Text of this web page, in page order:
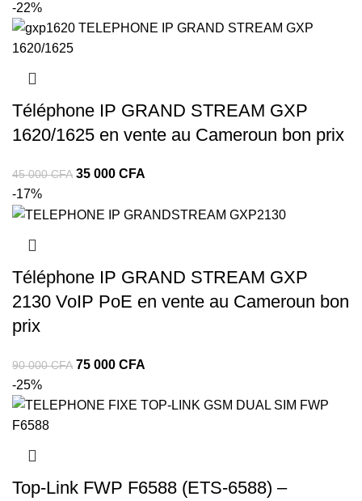
-22%
Téléphone IP GRAND STREAM GXP
1620/1625 en vente au Cameroun bon prix
45 000CFA 35 000 CFA
-17%
Téléphone IP GRAND STREAM GXP
2130 VoIP PoE en vente au Cameroun bon
prix
90 000CFA 75 000 CFA
-25%
Top‑Link FWP F6588 (ETS‑6588) –